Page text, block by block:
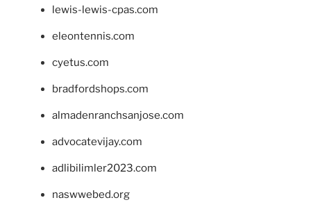
lewis-lewis-cpas.com
eleontennis.com
cyetus.com
bradfordshops.com
almadenranchsanjose.com
advocatevijay.com
adlibilimler2023.com
naswwebed.org